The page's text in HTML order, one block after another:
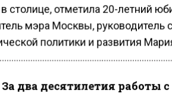
в столице, отметила 20-летний
мэра Москвы, руководитель
политики и развития
За два десятилетия